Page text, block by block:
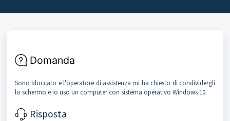
Domanda
Sono bloccato e l'operatore di assistenza mi ha chiesto di condividergli
lo schermo e io uso un computer con sistema operativo Windows 10.
Risposta